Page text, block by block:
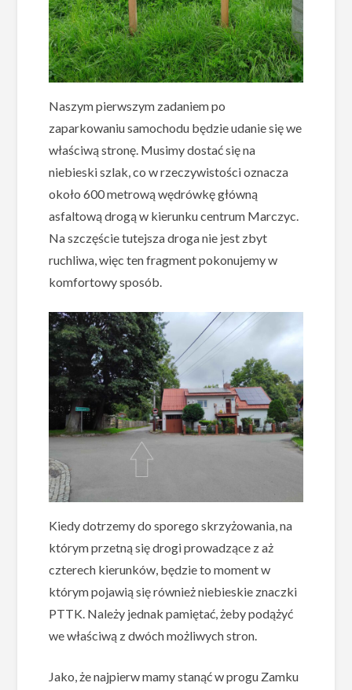
Naszym pierwszym zadaniem po
zaparkowaniu samochodu będzie udanie się we
właściwą stronę. Musimy dostać się na
niebieski szlak, co w rzeczywistości oznacza
około 600 metrową wędrówkę główną
asfaltową drogą w kierunku centrum Marczyc.
Na szczęście tutejsza droga nie jest zbyt
ruchliwa, więc ten fragment pokonujemy w
komfortowy sposób.
Kiedy dotrzemy do sporego skrzyżowania, na
którym przetną się drogi prowadzące z aż
czterech kierunków, będzie to moment w
którym pojawią się również niebieskie znaczki
PTTK. Należy jednak pamiętać, żeby podążyć
we właściwą z dwóch możliwych stron.
Jako, że najpierw mamy stanąć w progu Zamku